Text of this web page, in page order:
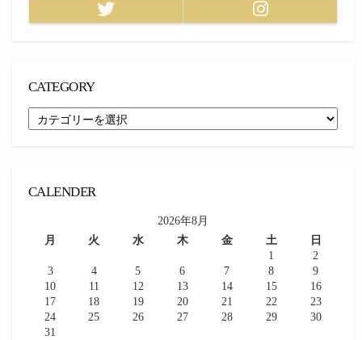
Twitter Instagram
CATEGORY
CATEGORY
CALENDER
2026年8月
月
火 水 木 金 土
日
1
2
3
4 5 6 7 8
9
10
11 12 13 14 15
16
17
18 19 20 21 22
23
24
25 26 27 28 29
30
31